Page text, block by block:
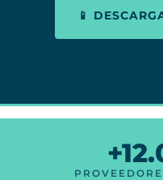
📱